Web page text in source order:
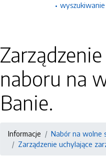
naboru na
Banie.
Informacje
Nabór na wolne
Zarządzenie uchylające